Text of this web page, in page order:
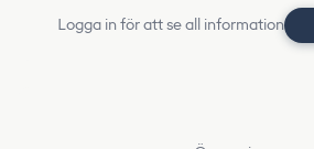
Logga in för att se all information